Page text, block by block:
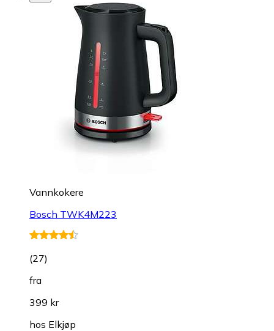
Vannkokere
Bosch TWK4M223
(27)
fra
399 kr
hos Elkjøp